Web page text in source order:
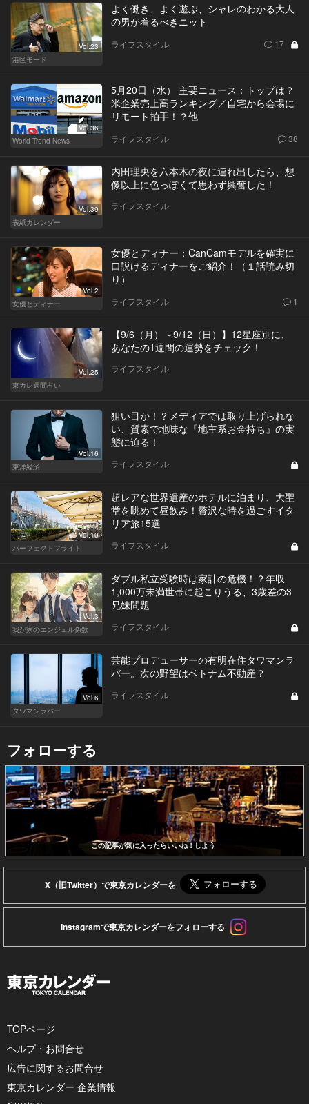
Vol.23
港区モード
よく働き、よく遊ぶ、シャレのわかる大人
の男が着るべきニット
ライフスタイル 17
Vol.36
World Trend News
5月20日（水） 主要ニュース：トップは？
米企業売上高ランキング／自宅から会場に
リモート拍手！？他
ライフスタイル 38
Vol.39
表紙カレンダー
内田理央を六本木の夜に連れ出したら、想
像以上に色っぽくて思わず興奮した！
ライフスタイル
Vol.2
女優とディナー
女優とディナー：CanCamモデルを確実に
口説けるディナーをご紹介！（１話読み切
り）
ライフスタイル 1
Vol.25
東カレ週間占い
【9/6（月）～9/12（日）】12星座別に、
あなたの1週間の運勢をチェック！
ライフスタイル
Vol.16
東洋経済
狙い目か！？メディアでは取り上げられな
い、質素で地味な『地主系お金持ち』の実
態に迫る！
ライフスタイル
Vol.10
パーフェクトフライト
超レアな世界遺産のホテルに泊まり、大聖
堂を眺めて昼飲み！贅沢な時を過ごすイタ
リア旅15選
ライフスタイル
Vol.3
我が家のエンジェル係数
ダブル私立受験時は家計の危機！？年収
1,000万未満世帯に起こりうる、3歳差の3
兄妹問題
ライフスタイル
Vol.6
タワマンラバー
芸能プロデューサーの有明在住タワマンラ
バー。次の野望はベトナム不動産？
ライフスタイル
フォローする
この記事が気に入ったらいいね！しよう
X（旧Twitter）で東京カレンダーを
Instagramで東京カレンダーをフォローする
TOPページ
ヘルプ・お問合せ
広告に関するお問合せ
東京カレンダー 企業情報